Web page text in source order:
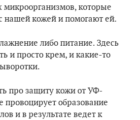
которые
нашей кожей и помогают ей.
либо питание. Здесь
и просто крем, и какие-то
про защиту кожи от УФ-
провоцирует образование
и в результате ведет к